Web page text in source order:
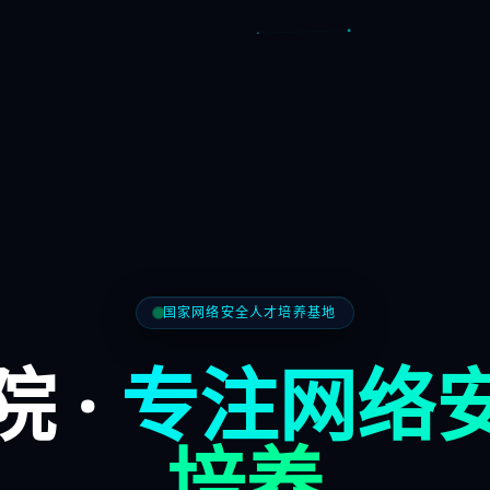
国家网络安全人才培养基地
· 专注网络